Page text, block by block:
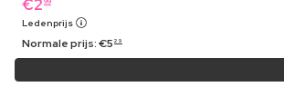
€2
Ledenprijs
Normale prijs:€5 29